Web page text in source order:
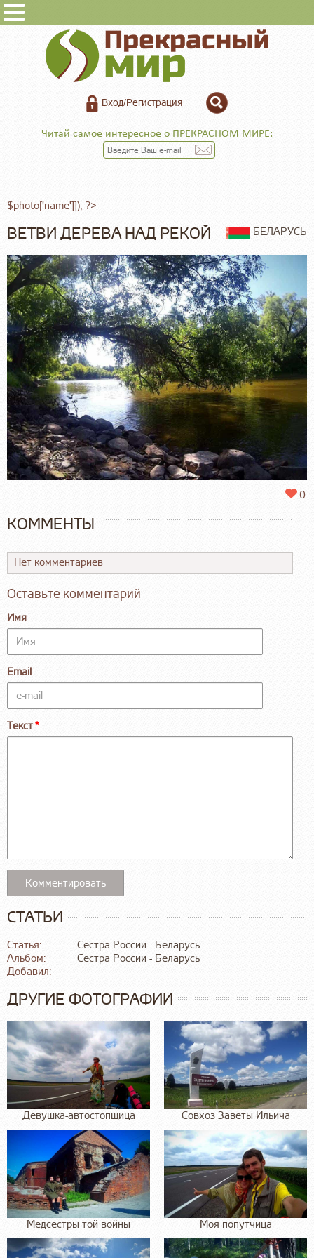
Вход/Регистрация
Читай самое интересное о ПРЕКРАСНОМ МИРЕ:
$photo['name']]); ?>
ВЕТВИ ДЕРЕВА НАД РЕКОЙ БЕЛАРУСЬ
0
КОММЕНТЫ
Нет комментариев
Оставьте комментарий
Имя
Email
Текст
СТАТЬИ
Статья:
Сестра России - Беларусь
Альбом:
Сестра России - Беларусь
Добавил:
ДРУГИЕ ФОТОГРАФИИ
Девушка-автостопщица Совхоз Заветы Ильича
Медсестры той войны Моя попутчица